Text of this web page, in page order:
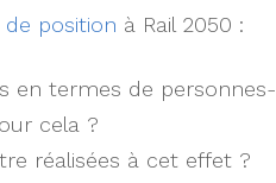
de position à Rail 2050 :
en termes de
cela ?
réalisées à cet effet ?